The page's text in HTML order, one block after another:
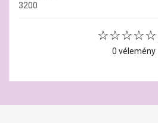
3200
0 vélemény